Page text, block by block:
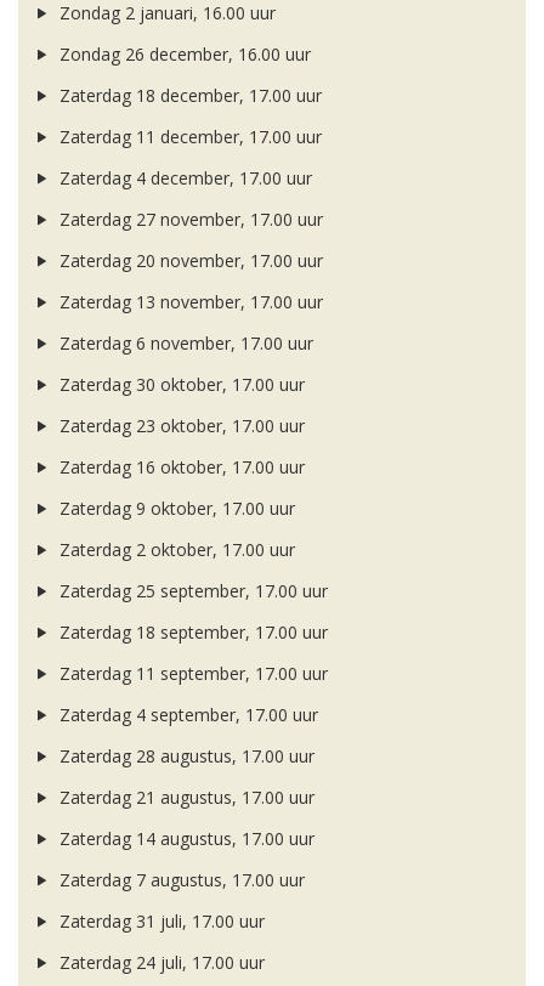
Zondag 2 januari, 16.00 uur
Zondag 26 december, 16.00 uur
Zaterdag 18 december, 17.00 uur
Zaterdag 11 december, 17.00 uur
Zaterdag 4 december, 17.00 uur
Zaterdag 27 november, 17.00 uur
Zaterdag 20 november, 17.00 uur
Zaterdag 13 november, 17.00 uur
Zaterdag 6 november, 17.00 uur
Zaterdag 30 oktober, 17.00 uur
Zaterdag 23 oktober, 17.00 uur
Zaterdag 16 oktober, 17.00 uur
Zaterdag 9 oktober, 17.00 uur
Zaterdag 2 oktober, 17.00 uur
Zaterdag 25 september, 17.00 uur
Zaterdag 18 september, 17.00 uur
Zaterdag 11 september, 17.00 uur
Zaterdag 4 september, 17.00 uur
Zaterdag 28 augustus, 17.00 uur
Zaterdag 21 augustus, 17.00 uur
Zaterdag 14 augustus, 17.00 uur
Zaterdag 7 augustus, 17.00 uur
Zaterdag 31 juli, 17.00 uur
Zaterdag 24 juli, 17.00 uur